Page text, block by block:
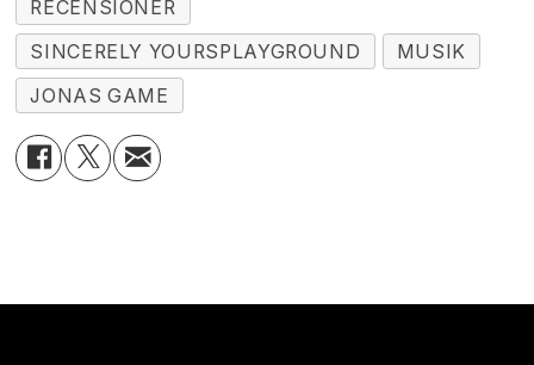
RECENSIONER
SINCERELY YOURSPLAYGROUND
MUSIK
JONAS GAME